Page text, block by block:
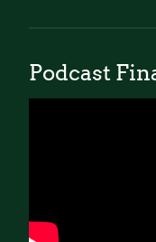
Podcast